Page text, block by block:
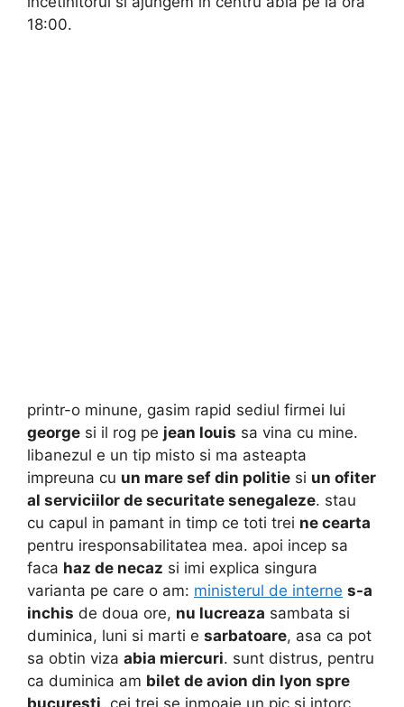
18:00.
printr-o minune, gasim rapid sediul firmei lui
george si il rog pe jean louis sa vina cu mine.
libanezul e un tip misto si ma asteapta
impreuna cu un mare sef din politie si un ofiter
al serviciilor de securitate senegaleze. stau
cu capul in pamant in timp ce toti trei ne cearta
pentru iresponsabilitatea mea. apoi incep sa
faca haz de necaz si imi explica singura
varianta pe care o am: ministerul de interne s-a
inchis de doua ore, nu lucreaza sambata si
duminica, luni si marti e sarbatoare, asa ca pot
sa obtin viza abia miercuri. sunt distrus, pentru
ca duminica am bilet de avion din lyon spre
bucuresti. cei trei se inmoaie un pic si intorc